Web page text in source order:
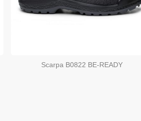
Scarpa B0822 BE-READY